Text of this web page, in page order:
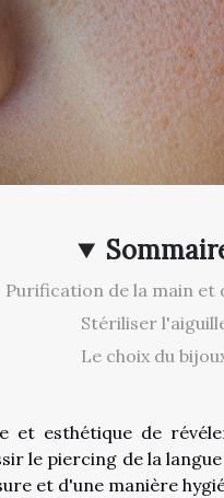
Purification de la main et
Stériliser
Le choix du
et esthétique de
le piercing de la
et d'une manière